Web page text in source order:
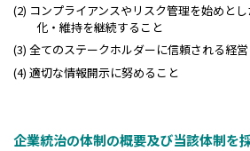
資料ダウンロード
(2) コンプライアンスやリスク管理を始めと
化・維持を継続すること
(3) 全てのステークホルダーに信頼される経
(4) 適切な情報開示に努めること
企業統治の体制の概要及び当該体制を